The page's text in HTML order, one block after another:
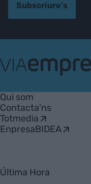
Subscriure's
Empresa
Qui som
Contacta'ns
Totmedia
EnpresaBIDEA
Última Hora